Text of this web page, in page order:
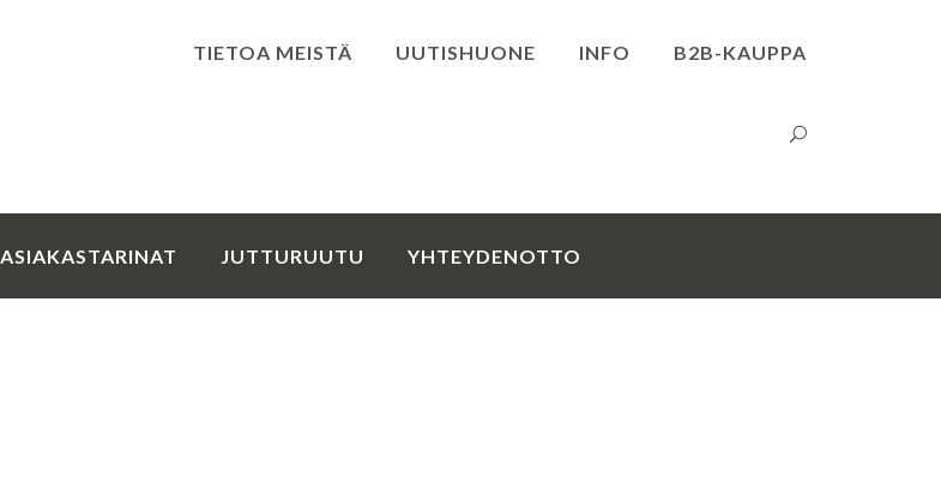
TIETOA MEISTÄ UUTISHUONE INFO B2B-KAUPPA
ASIAKASTARINAT JUTTURUUTU YHTEYDENOTTO